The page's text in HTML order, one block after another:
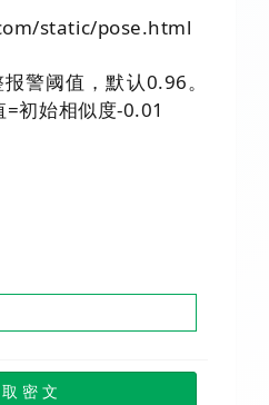
static/pose.html
警阈值，默认0.96。
初始相似度-0.01
密 文